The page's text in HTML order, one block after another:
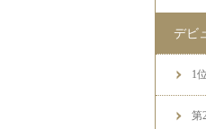
デビ
1
第